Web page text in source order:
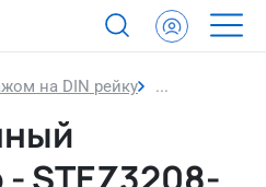
на DIN рейку